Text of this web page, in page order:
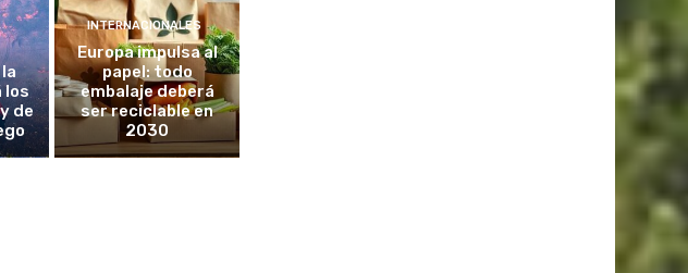
la
los
de
INTERNACIONALES
Europa impulsa al
papel: todo
embalaje deberá
ser reciclable en
2030